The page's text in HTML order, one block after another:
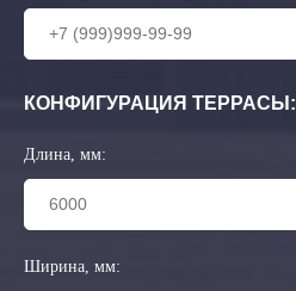
КОНФИГУРАЦИЯ ТЕРРАСЫ:
Длина, мм:
Ширина, мм: